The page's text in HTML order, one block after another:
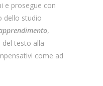
e prosegue con
dello studio
,
del testo alla
come ad